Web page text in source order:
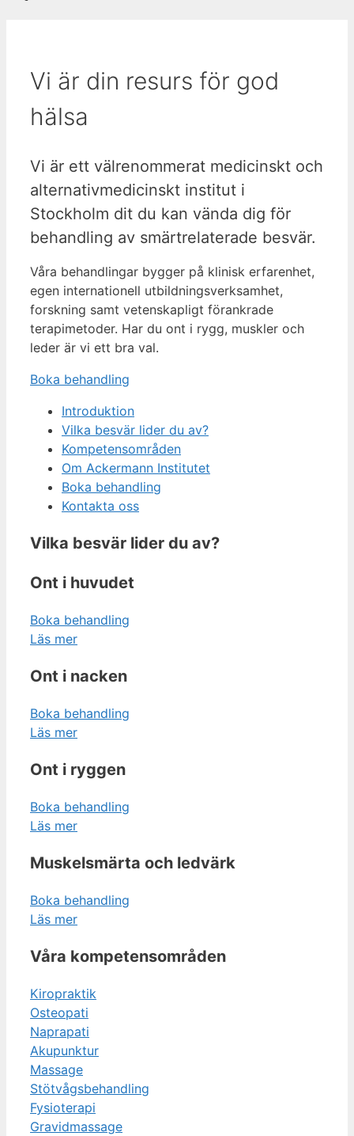
Vi är din resurs för god
hälsa
Vi är ett välrenommerat medicinskt och
alternativmedicinskt institut i
Stockholm dit du kan vända dig för
behandling av smärtrelaterade besvär.
Våra behandlingar bygger på klinisk erfarenhet,
egen internationell utbildningsverksamhet,
forskning samt vetenskapligt förankrade
terapimetoder. Har du ont i rygg, muskler och
leder är vi ett bra val.
Boka behandling
Introduktion
Vilka besvär lider du av?
Kompetensområden
Om Ackermann Institutet
Boka behandling
Kontakta oss
Vilka besvär lider du av?
Ont i huvudet
Boka behandling
Läs mer
Ont i nacken
Boka behandling
Läs mer
Ont i ryggen
Boka behandling
Läs mer
Muskelsmärta och ledvärk
Boka behandling
Läs mer
Våra kompete­nsområden
Kiropraktik
Osteopati
Naprapati
Akupunktur
Massage
Stötvågs­behandling
Fysioterapi
Gravidmassage